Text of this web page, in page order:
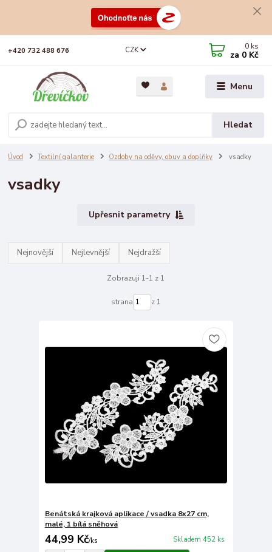
Menu
CZK
Hledat
+420 732 488 676 0 ks
za 0 Kč
Úvod Textilní galanterie Ozdoby na oděvy, obuv a doplňky vsadky
vsadky
Upřesnit parametry
Nejnovější Nejlevnější Nejdražší
Zobrazuji 1-1 z 1
strana z 1
Benátská krajková aplikace / vsadka 8x27 cm,
malé, 1 bílá sněhová
44,99 Kč/ks Skladem 452 ks